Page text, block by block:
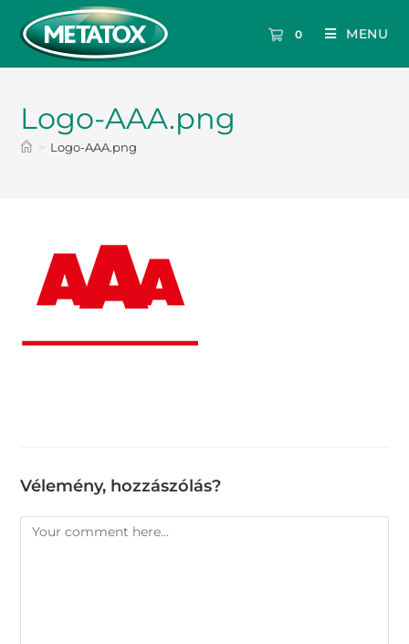
0 MENU
Logo-AAA.png
> Logo-AAA.png
Vélemény, hozzászólás?